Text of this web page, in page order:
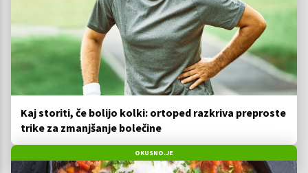
Kaj storiti, če bolijo kolki: ortoped razkriva preproste
trike za zmanjšanje bolečine
OKUSNO.JE